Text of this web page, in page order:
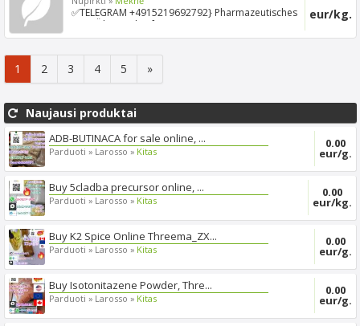
✅TELEGRAM +4915219692792} Pharmazeutisches
BMK-Öl zu verkauf...
eur/kg.
1 2 3 4 5 »
Naujausi produktai
ADB-BUTINACA for sale online, ...
Parduoti » Larosso » Kitas
0.00
eur/g.
Buy 5cladba precursor online, ...
Parduoti » Larosso » Kitas
0.00
eur/kg.
Buy K2 Spice Online Threema_ZX...
Parduoti » Larosso » Kitas
0.00
eur/g.
Buy Isotonitazene Powder, Thre...
Parduoti » Larosso » Kitas
0.00
eur/g.